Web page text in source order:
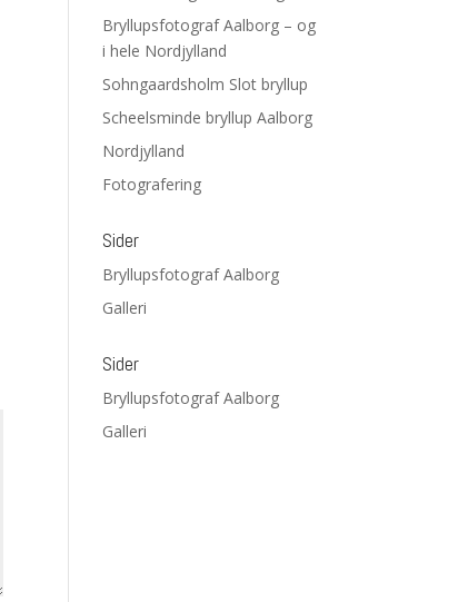
Bryllupsfotograf Aalborg – og
i hele Nordjylland
Sohngaardsholm Slot bryllup
Scheelsminde bryllup Aalborg
Nordjylland
Fotografering
Sider
Bryllupsfotograf Aalborg
Galleri
Sider
Bryllupsfotograf Aalborg
Galleri